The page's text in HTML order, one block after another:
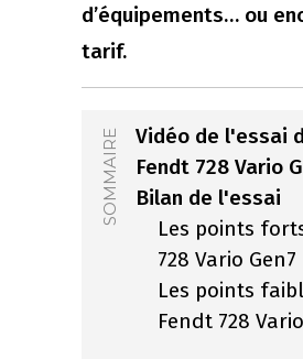
d’équipements… ou
tarif.
SOMMAIRE
Vidéo de l'essai
Fendt 728 Vario
Bilan de l'essai
Les points
728 Vario Gen7
Les points
Fendt 728